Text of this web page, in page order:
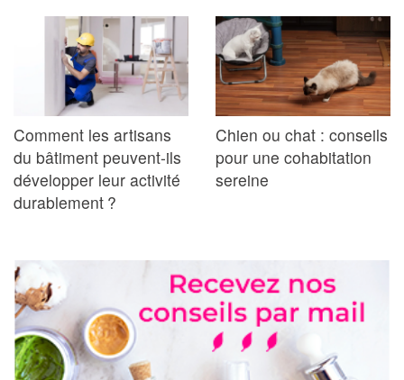
Comment les artisans
du bâtiment peuvent-ils
développer leur activité
durablement ?
Chien ou chat : conseils
pour une cohabitation
sereine